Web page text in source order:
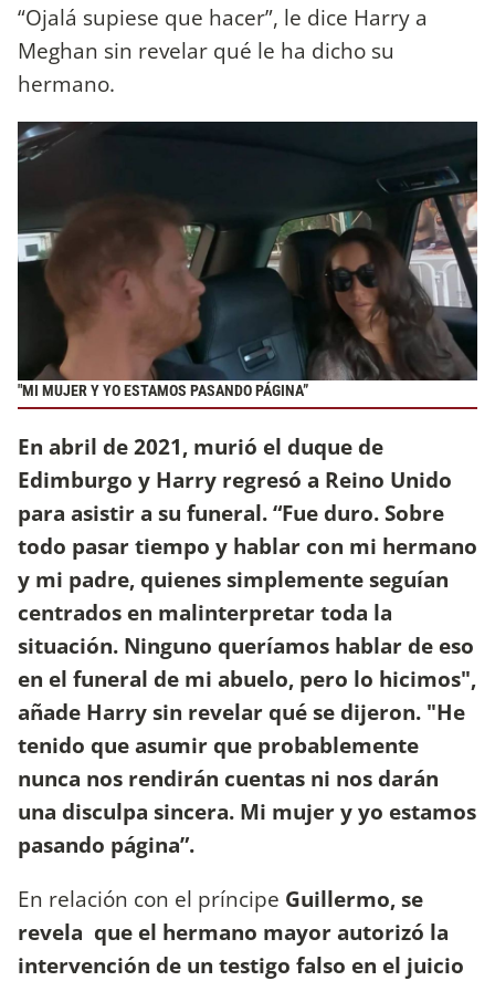
“Ojalá supiese que hacer”, le dice Harry a
Meghan sin revelar qué le ha dicho su
hermano.
"MI MUJER Y YO ESTAMOS PASANDO PÁGINA”
En abril de 2021, murió el duque de
Edimburgo y Harry regresó a Reino Unido
para asistir a su funeral. “Fue duro. Sobre
todo pasar tiempo y hablar con mi hermano
y mi padre, quienes simplemente seguían
centrados en malinterpretar toda la
situación. Ninguno queríamos hablar de eso
en el funeral de mi abuelo, pero lo hicimos",
añade Harry sin revelar qué se dijeron. "He
tenido que asumir que probablemente
nunca nos rendirán cuentas ni nos darán
una disculpa sincera. Mi mujer y yo estamos
pasando página”.
En relación con el príncipe Guillermo, se
revela que el hermano mayor autorizó la
intervención de un testigo falso en el juicio